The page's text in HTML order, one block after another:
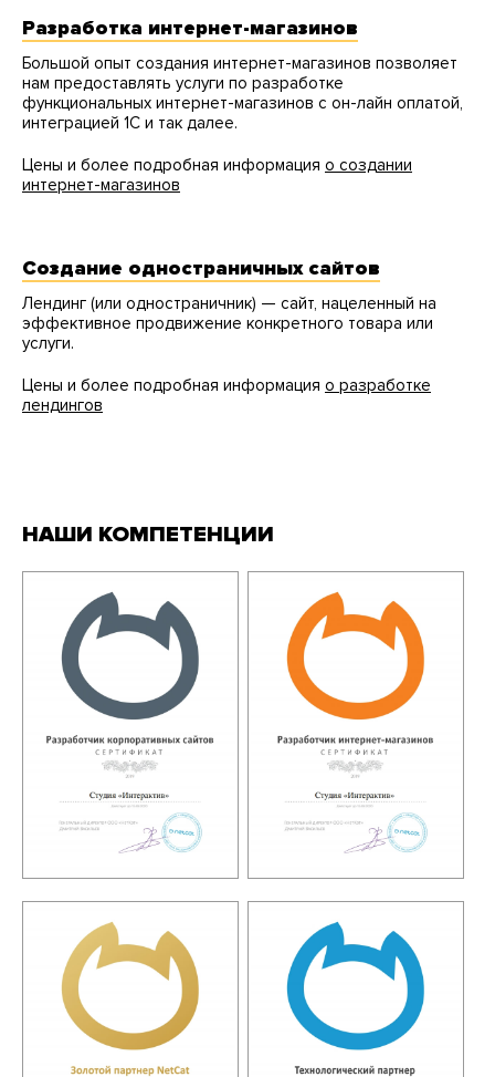
Разработка интернет-магазинов
Большой опыт создания интернет-магазинов позволяет
нам предоставлять услуги по разработке
функциональных интернет-магазинов с он-лайн оплатой,
интеграцией 1С и так далее.
Цены и более подробная информация о создании
интернет-магазинов
Создание одностраничных сайтов
Лендинг (или одностраничник) — сайт, нацеленный на
эффективное продвижение конкретного товара или
услуги.
Цены и более подробная информация о разработке
лендингов
НАШИ КОМПЕТЕНЦИИ